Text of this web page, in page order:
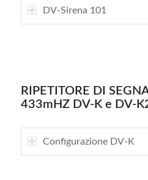
DV-Sirena 101
RIPETITORE DI
433mHZ DV-K e DV-
Configurazione DV-K